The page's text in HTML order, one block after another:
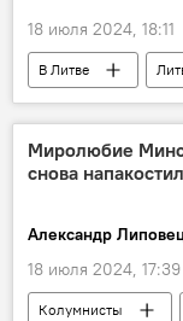
18 июля 2024, 18:11
В Литве
общество
вооруженные силы
Сейм Литвы
Миролюбие
снова
Александр
18 июля 2024, 17:39
Колумнисты